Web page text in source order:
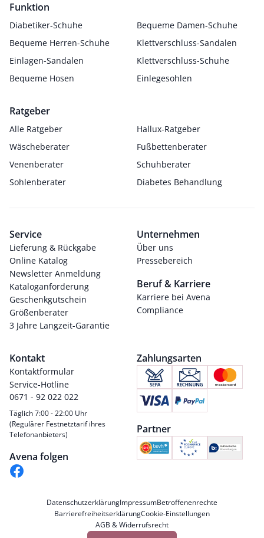
Funktion
Diabetiker-Schuhe
Bequeme Damen-Schuhe
Bequeme Herren-Schuhe
Klettverschluss-Sandalen
Einlagen-Sandalen
Klettverschluss-Schuhe
Bequeme Hosen
Einlegesohlen
Ratgeber
Alle Ratgeber
Hallux-Ratgeber
Wäscheberater
Fußbettenberater
Venenberater
Schuhberater
Sohlenberater
Diabetes Behandlung
Service
Lieferung & Rückgabe
Online Katalog
Newsletter Anmeldung
Kataloganforderung
Geschenkgutschein
Größenberater
3 Jahre Langzeit-Garantie
Unternehmen
Über uns
Pressebereich
Beruf & Karriere
Karriere bei Avena
Compliance
Kontakt
Kontaktformular
Service-Hotline
0671 - 92 022 022
Täglich 7:00 - 22:00 Uhr
(Regulärer Festnetztarif ihres
Telefonanbieters)
Avena folgen
Zahlungsarten
Partner
DatenschutzerklärungImpressumBetroffenenrechte
BarrierefreiheitserklärungCookie-Einstellungen
AGB & Widerrufsrecht